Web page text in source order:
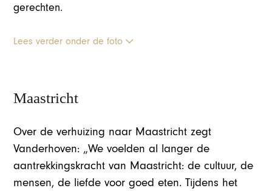
gerechten.
Lees verder onder de foto
Maastricht
Over de verhuizing naar Maastricht zegt
Vanderhoven: „We voelden al langer de
aantrekkingskracht van Maastricht: de cultuur, de
mensen, de liefde voor goed eten. Tijdens het